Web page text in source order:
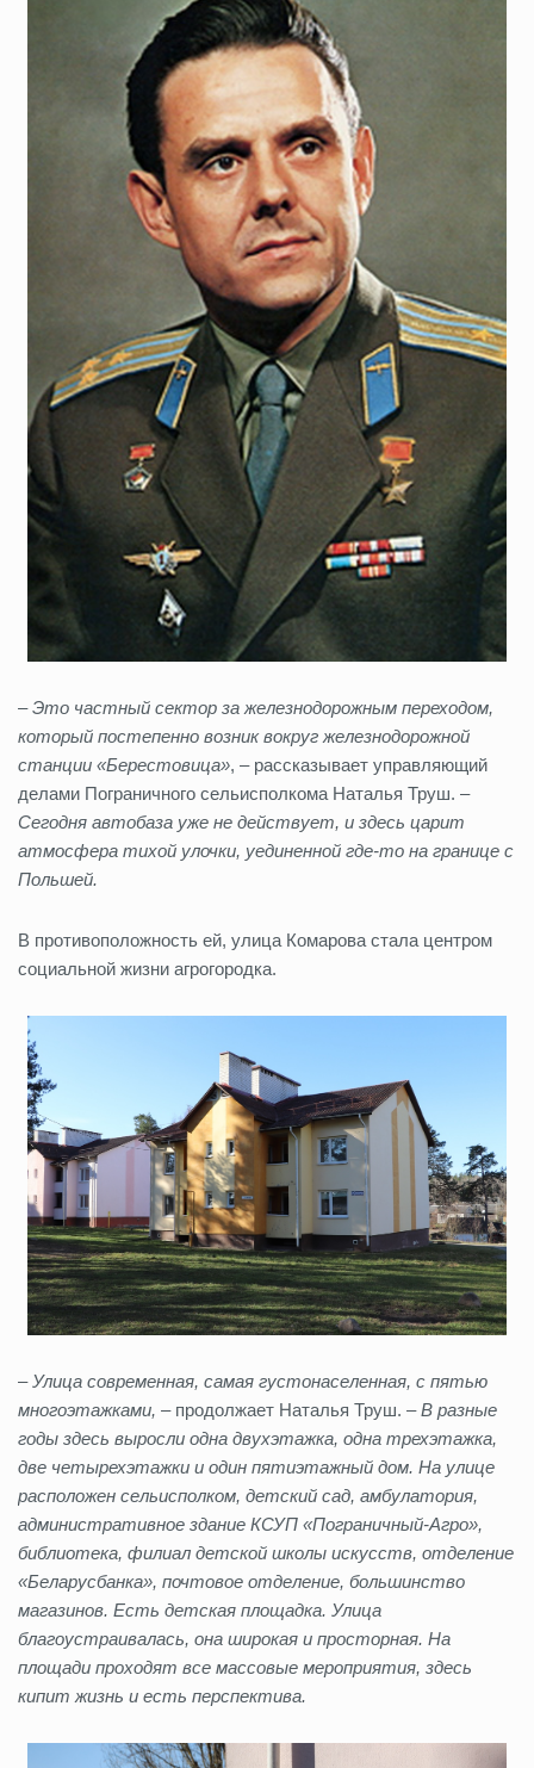
– Это частный сектор за железнодорожным переходом,
который постепенно возник вокруг железнодорожной
станции «Берестовица», – рассказывает управляющий
делами Пограничного сельисполкома Наталья Труш. –
Сегодня автобаза уже не действует, и здесь царит
атмосфера тихой улочки, уединенной где-то на границе с
Польшей.
В противоположность ей, улица Комарова стала центром
социальной жизни агрогородка.
–Улица современная, самая густонаселенная, с пятью
многоэтажками, – продолжает Наталья Труш. –В разные
годы здесь выросли одна двухэтажка, одна трехэтажка,
две четырехэтажки и один пятиэтажный дом. На улице
расположен сельисполком, детский сад, амбулатория,
административное здание КСУП «Пограничный-Агро»,
библиотека, филиал детской школы искусств, отделение
«Беларусбанка», почтовое отделение, большинство
магазинов. Есть детская площадка. Улица
благоустраивалась, она широкая и просторная. На
площади проходят все массовые мероприятия, здесь
кипит жизнь и есть перспектива.